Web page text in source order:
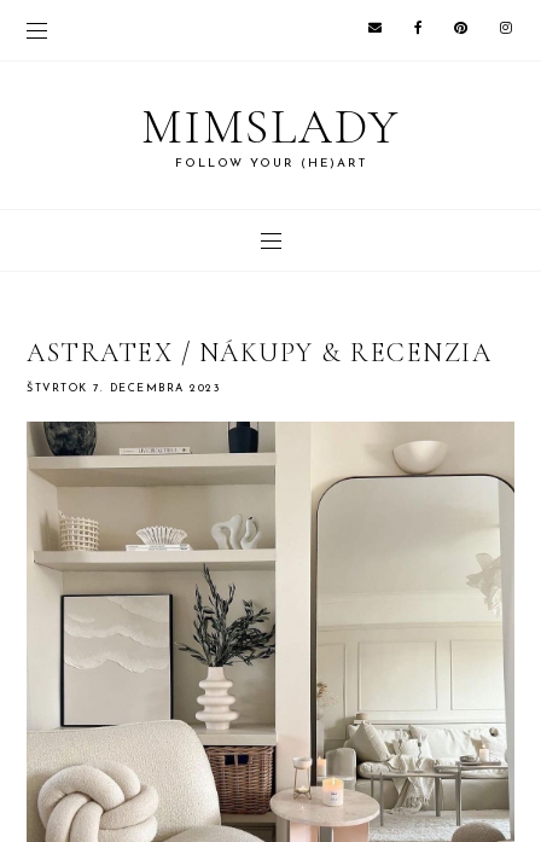
MIMSLADY
FOLLOW YOUR (HE)ART
ASTRATEX / NÁKUPY & RECENZIA
ŠTVRTOK 7. DECEMBRA 2023